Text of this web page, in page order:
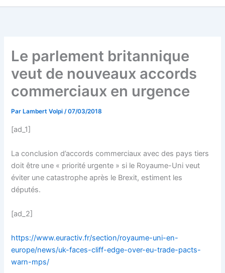
Le parlement britannique
veut de nouveaux accords
commerciaux en urgence
Par Lambert Volpi/07/03/2018
[ad_1]
La conclusion d’accords commerciaux avec des pays tiers
doit être une « priorité urgente » si le Royaume-Uni veut
éviter une catastrophe après le Brexit, estiment les
députés.
[ad_2]
https://www.euractiv.fr/section/royaume-uni-en-
europe/news/uk-faces-cliff-edge-over-eu-trade-pacts-
warn-mps/